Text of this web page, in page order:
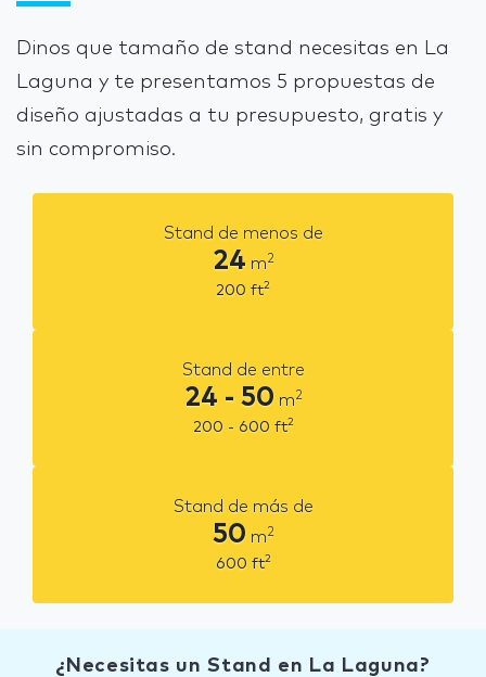
Dinos que tamaño de stand necesitas en La
Laguna y te presentamos 5 propuestas de
diseño ajustadas a tu presupuesto, gratis y
sin compromiso.
Stand de menos de
24 m2
200 ft2
Stand de entre
24 - 50 m2
200 - 600 ft2
Stand de más de
50 m2
600 ft2
¿Necesitas un Stand en La Laguna?